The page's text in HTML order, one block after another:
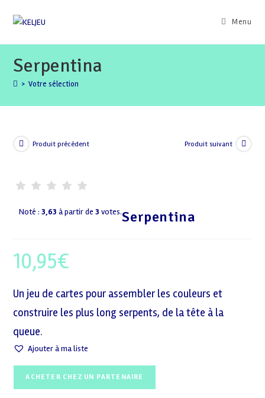
Menu
Serpentina
> Votre sélection
Produit précédent Produit suivant
Noté :3,63 à partir de3 votes.Serpentina
10,95€
Un jeu de cartes pour assembler les couleurs et
construire les plus long serpents, de la tête à la
queue.
Ajouter à ma liste
ACHETER CHEZ UN PARTENAIRE